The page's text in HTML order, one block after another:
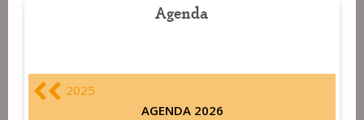
Agenda
2025
AGENDA 2026